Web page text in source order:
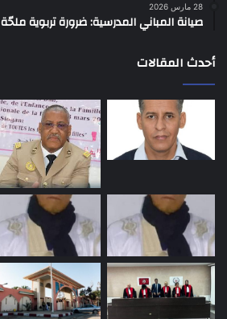
28 مارس 2026
صيانة المباني المدرسية: ضرورة تربوية ملحّة
أحدث المقالات